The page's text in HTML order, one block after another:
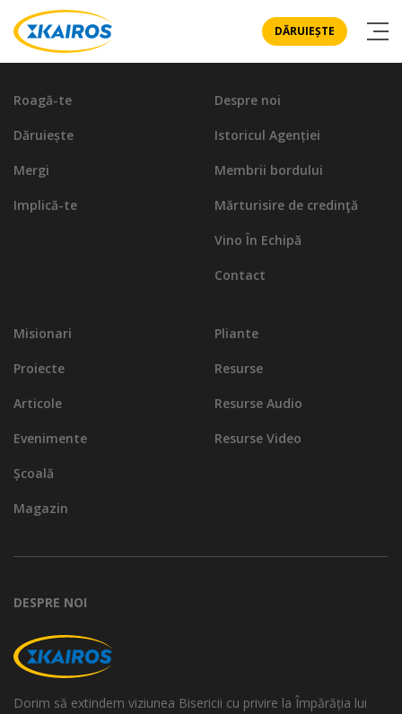
DĂRUIEȘTE
Roagă-te
Dăruiește
Mergi
Implică-te
Despre noi
Istoricul Agenției
Membrii bordului
Mărturisire de credinţă
Vino În Echipă
Contact
Misionari
Proiecte
Articole
Evenimente
Școală
Magazin
Pliante
Resurse
Resurse Audio
Resurse Video
DESPRE NOI
Dorim să extindem viziunea Bisericii cu privire la Împărăția lui